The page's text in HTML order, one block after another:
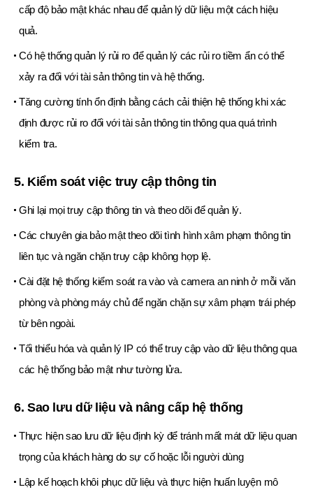
cấp độ bảo mật khác nhau để quản lý dữ liệu một cách hiệu
quả.
Có hệ thống quản lý rủi ro để quản lý các rủi ro tiềm ẩn có thể
xảy ra đối với tài sản thông tin và hệ thống.
Tăng cường tính ổn định bằng cách cải thiện hệ thống khi xác
định được rủi ro đối với tài sản thông tin thông qua quá trình
kiểm tra.
5. Kiểm soát việc truy cập thông tin
Ghi lại mọi truy cập thông tin và theo dõi để quản lý.
Các chuyên gia bảo mật theo dõi tình hình xâm phạm thông tin
liên tục và ngăn chặn truy cập không hợp lệ.
Cài đặt hệ thống kiểm soát ra vào và camera an ninh ở mỗi văn
phòng và phòng máy chủ để ngăn chặn sự xâm phạm trái phép
từ bên ngoài.
Tối thiểu hóa và quản lý IP có thể truy cập vào dữ liệu thông qua
các hệ thống bảo mật như tường lửa.
6. Sao lưu dữ liệu và nâng cấp hệ thống
Thực hiện sao lưu dữ liệu định kỳ để tránh mất mát dữ liệu quan
trọng của khách hàng do sự cố hoặc lỗi người dùng
Lập kế hoạch khôi phục dữ liệu và thực hiện huấn luyện mô